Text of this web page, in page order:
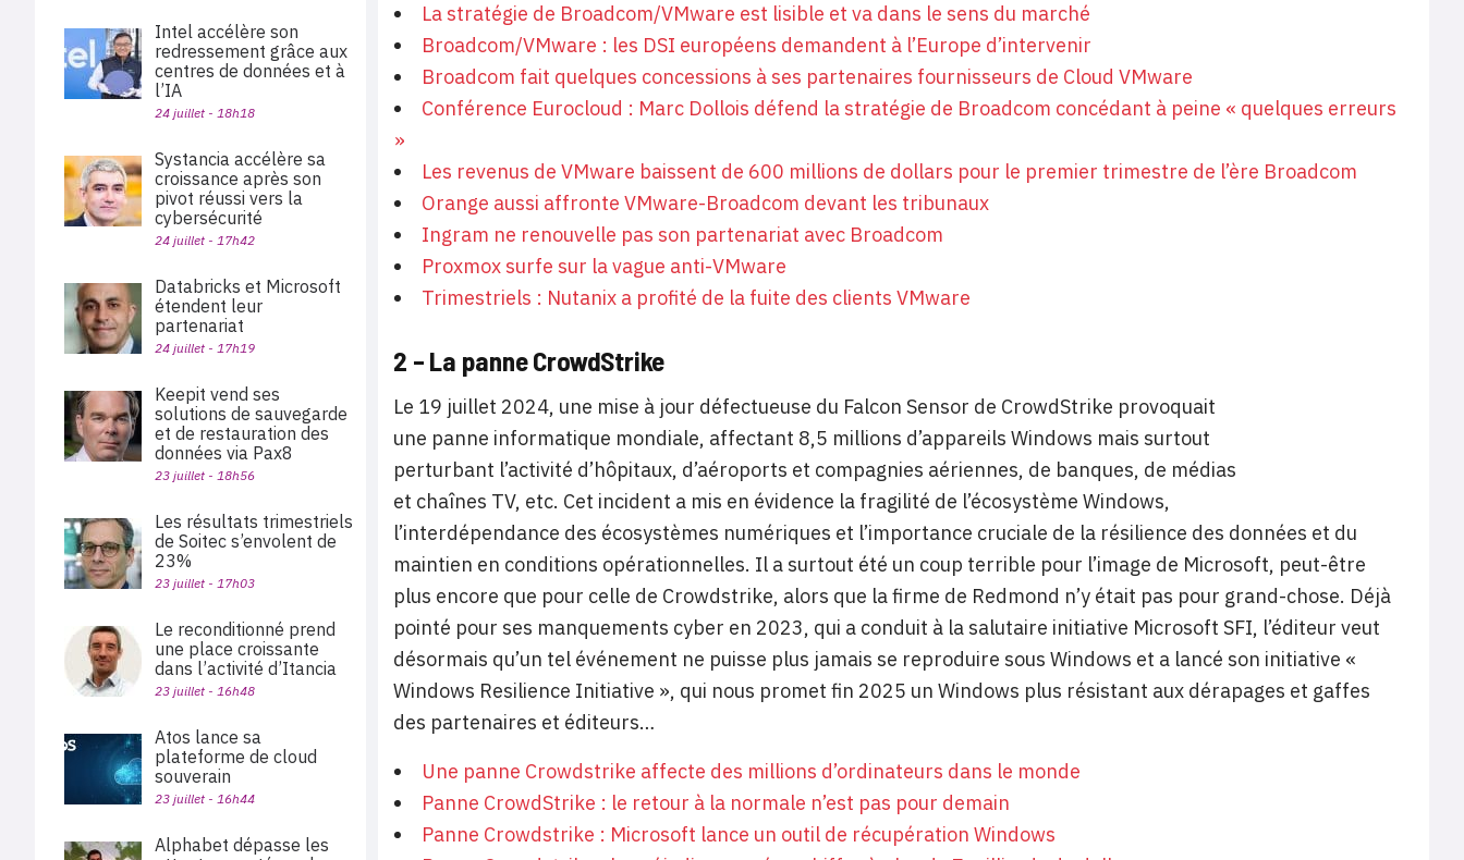
La stratégie de Broadcom/VMware est lisible et va dans le sens du marché
Broadcom/VMware : les DSI européens demandent à l’Europe d’intervenir
Broadcom fait quelques concessions à ses partenaires fournisseurs de Cloud VMware
Conférence Eurocloud : Marc Dollois défend la stratégie de Broadcom concédant à peine « quelques erreurs
»
Les revenus de VMware baissent de 600 millions de dollars pour le premier trimestre de l’ère Broadcom
Orange aussi affronte VMware-Broadcom devant les tribunaux
Ingram ne renouvelle pas son partenariat avec Broadcom
Proxmox surfe sur la vague anti-VMware
Trimestriels : Nutanix a profité de la fuite des clients VMware
2 – La panne CrowdStrike
Le 19 juillet 2024, une mise à jour défectueuse du Falcon Sensor de CrowdStrike provoquait
une panne informatique mondiale, affectant 8,5 millions d’appareils Windows mais surtout
perturbant l’activité d’hôpitaux, d’aéroports et compagnies aériennes, de banques, de médias
et chaînes TV, etc. Cet incident a mis en évidence la fragilité de l’écosystème Windows,
l’interdépendance des écosystèmes numériques et l’importance cruciale de la résilience des données et du
maintien en conditions opérationnelles. Il a surtout été un coup terrible pour l’image de Microsoft, peut-être
plus encore que pour celle de Crowdstrike, alors que la firme de Redmond n’y était pas pour grand-chose. Déjà
pointé pour ses manquements cyber en 2023, qui a conduit à la salutaire initiative Microsoft SFI, l’éditeur veut
désormais qu’un tel événement ne puisse plus jamais se reproduire sous Windows et a lancé son initiative «
Windows Resilience Initiative », qui nous promet fin 2025 un Windows plus résistant aux dérapages et gaffes
des partenaires et éditeurs…
Une panne Crowdstrike affecte des millions d’ordinateurs dans le monde
Panne CrowdStrike : le retour à la normale n’est pas pour demain
Panne Crowdstrike : Microsoft lance un outil de récupération Windows
Intel accélère son
redressement grâce aux
centres de données et à
l’IA
24 juillet - 18h18
Systancia accélère sa
croissance après son
pivot réussi vers la
cybersécurité
24 juillet - 17h42
Databricks et Microsoft
étendent leur
partenariat
24 juillet - 17h19
Keepit vend ses
solutions de sauvegarde
et de restauration des
données via Pax8
23 juillet - 18h56
Les résultats trimestriels
de Soitec s’envolent de
23%
23 juillet - 17h03
Le reconditionné prend
une place croissante
dans l’activité d’Itancia
23 juillet - 16h48
Atos lance sa
plateforme de cloud
souverain
23 juillet - 16h44
Alphabet dépasse les